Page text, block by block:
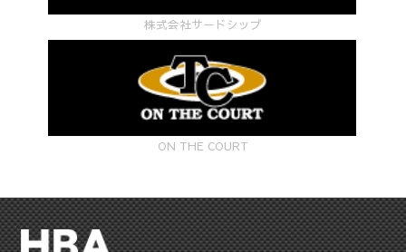
株式会社サードシップ
ON THE COURT